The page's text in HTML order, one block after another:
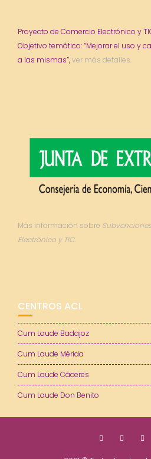
Proyecto de Comercio Electrónico y
Objetivo temático: “Mejorar el uso y
a las mismas”,ver más detalles.
Más información sobre
Electrónico y TIC.
CENTROS ACL
Cum Laude Badajoz
Cum Laude Mérida
Cum Laude Cáceres
Cum Laude Don Benito